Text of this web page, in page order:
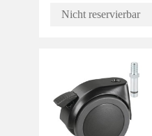
Nicht reservierbar